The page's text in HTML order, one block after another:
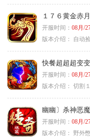
１７６黄金赤月
开服时间： 08月/
版本介绍：
自动
快餐超超超变
开服时间： 08月/
版本介绍： 切割１
幽幽〕杀神恶魔
开服时间： 08月/
版本介绍：
野外